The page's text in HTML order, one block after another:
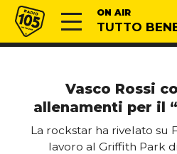
Vai al contenuto
Radio 105 ON AIR
TUTTO
Vasco Rossi
allenamenti per il
La rockstar ha rivelato su
lavoro al Griffith Park